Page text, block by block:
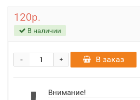
120р.
В наличии
+
- В заказ
Внимание!